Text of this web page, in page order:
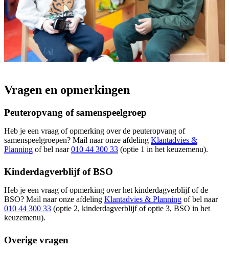
Vragen en opmerkingen
Peuteropvang of samenspeelgroep
Heb je een vraag of opmerking over de peuteropvang of
samenspeelgroepen? Mail naar onze afdeling Klantadvies &
Planning of bel naar010 44 300 33 (optie 1 in het keuzemenu).
Kinderdagverblijf of BSO
Heb je een vraag of opmerking over het kinderdagverblijf of de
BSO? Mail naar onze afdeling Klantadvies & Planning of bel naar
010 44 300 33 (optie 2, kinderdagverblijf of optie 3, BSO in het
keuzemenu).
Overige vragen